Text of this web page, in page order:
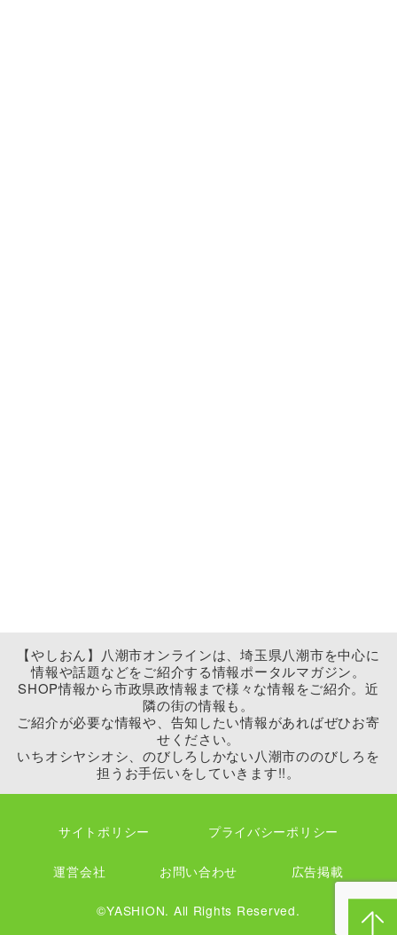
【やしおん】八潮市オンラインは、埼玉県八潮市を中心に
情報や話題などをご紹介する情報ポータルマガジン。
SHOP情報から市政県政情報まで様々な情報をご紹介。近
隣の街の情報も。
ご紹介が必要な情報や、告知したい情報があればぜひお寄
せください。
いちオシヤシオシ、のびしろしかない八潮市ののびしろを
担うお手伝いをしていきます!!。
サイトポリシー プライバシーポリシー
運営会社 お問い合わせ 広告掲載
©YASHION. All Rights Reserved.